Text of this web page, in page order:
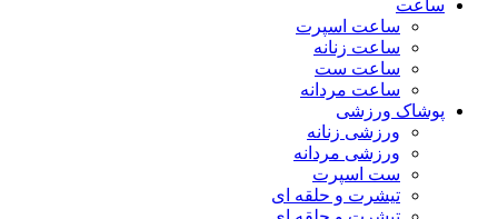
ساعت
ساعت اسپرت
ساعت زنانه
ساعت ست
ساعت مردانه
پوشاک ورزشی
ورزشی زنانه
ورزشی مردانه
ست اسپرت
تیشرت و حلقه ای